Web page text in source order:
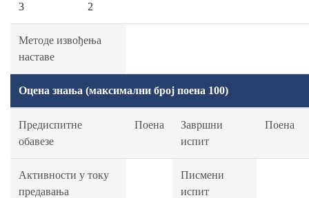
3 2
Методе извођења
наставе
Оцена знања (максимални број поена 100)
Предиспитне
обавезе
Поена
Завршни
испит
Поена
Активности у току
предавања
Писмени
испит